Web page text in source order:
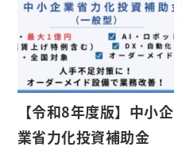
【令和8年度版】中小企
業省力化投資補助金